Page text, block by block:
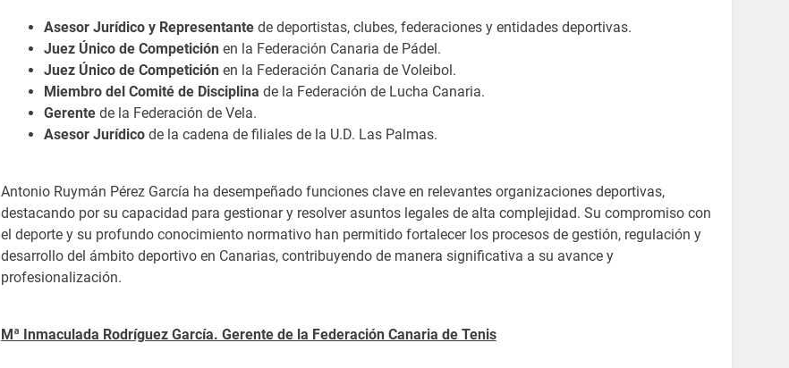
Asesor Jurídico y Representantede deportistas, clubes, federaciones y entidades deportivas.
Juez Único de Competiciónen la Federación Canaria de Pádel.
Juez Único de Competiciónen la Federación Canaria de Voleibol.
Miembro del Comité de Disciplina de la Federación de Lucha Canaria.
Gerentede la Federación de Vela.
Asesor Jurídicode la cadena de filiales de la U.D. Las Palmas.
Antonio Ruymán Pérez García ha desempeñado funciones clave en relevantes organizaciones deportivas,
destacando por su capacidad para gestionar y resolver asuntos legales de alta complejidad. Su compromiso con
el deporte y su profundo conocimiento normativo han permitido fortalecer los procesos de gestión, regulación y
desarrollo del ámbito deportivo en Canarias, contribuyendo de manera significativa a su avance y
profesionalización.
Mª Inmaculada Rodríguez García. Gerente de la Federación Canaria de Tenis